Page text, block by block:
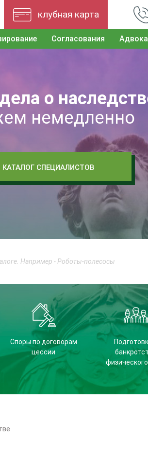
клубная карта
Согласования
о
немедленно
КАТАЛОГ СПЕЦИАЛИСТОВ
Споры по договорам
цессии